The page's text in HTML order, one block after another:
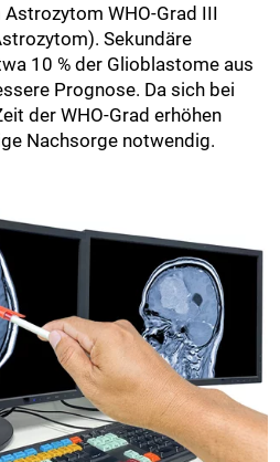
WHO-Grad III
Sekundäre
10 % der Glioblastome aus
Prognose. Da sich bei
der WHO-Grad erhöhen
Nachsorge notwendig.